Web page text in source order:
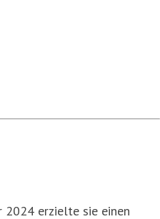
2024 erzielte sie einen